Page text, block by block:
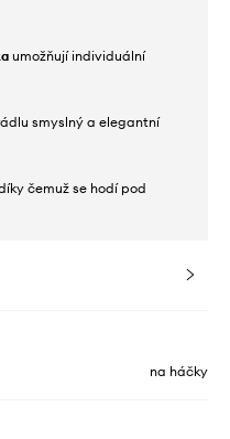
umožňují individuální
smyslný a elegantní
čemuž se hodí pod
na háčky